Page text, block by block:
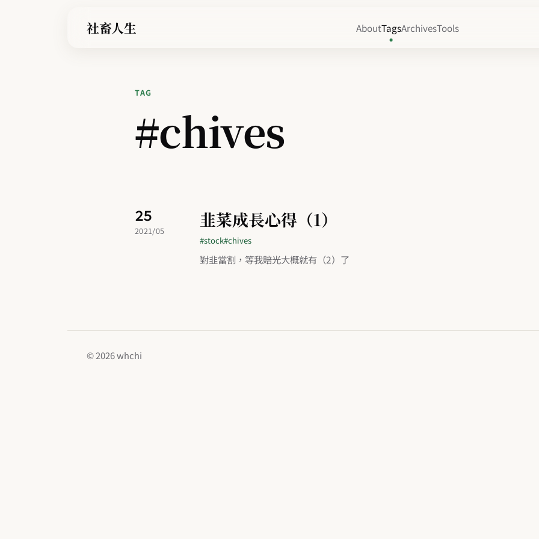
社畜人生 AboutTagsArchivesTools
TAG
#chives
25
2021/05 韭菜成長心得（1）
#stock#chives
對韭當割，等我賠光大概就有（2）了
© 2026 whchi